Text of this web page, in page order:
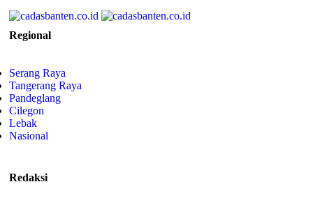
Regional
Serang Raya
Tangerang Raya
Pandeglang
Cilegon
Lebak
Nasional
Redaksi